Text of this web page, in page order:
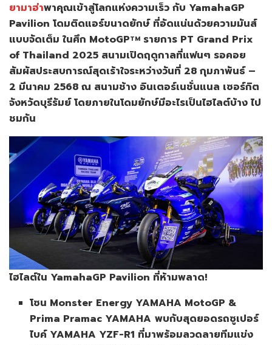
ยามาฮ่าพาคุณเข้าสู่โลกแห่งความเร็ว กับ YamahaGP
Pavilion โดมติดแอร์ขนาดยักษ์ ที่อัดแน่นด้วยความมันส์
แบบจัดเต็ม ในศึก MotoGPTM รายการ PT Grand Prix
of Thailand 2025 สนามเปิดฤดูกาลที่แฟนๆ รอคอย
สัมผัสประสบการณ์สุดเร้าใจระหว่างวันที่ 28 กุมภาพันธ์ –
2 มีนาคม 2568 ณ สนามช้าง อินเตอร์เนชั่นแนล เซอร์กิต
จังหวัดบุรีรัมย์ โดยภายในโดมยักษ์มีอะไรเป็นไฮไลต์บ้าง ไป
ชมกัน
ไฮไลต์ใน YamahaGP Pavilion ที่ห้ามพลาด!
โซน Monster Energy YAMAHA MotoGP &
Prima Pramac YAMAHA พบกับสุดยอดรถซูเปอร์
ไบค์ YAMAHA YZF-R1 ที่มาพร้อมลวดลายทีมแข่ง